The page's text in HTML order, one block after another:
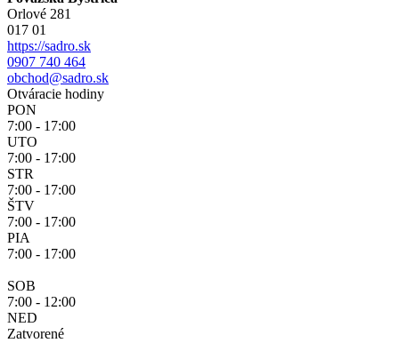
Orlové 281
017 01
https://sadro.sk
0907 740 464
obchod@sadro.sk
Otváracie hodiny
PON
7:00 - 17:00
UTO
7:00 - 17:00
STR
7:00 - 17:00
ŠTV
7:00 - 17:00
PIA
7:00 - 17:00
SOB
7:00 - 12:00
NED
Zatvorené